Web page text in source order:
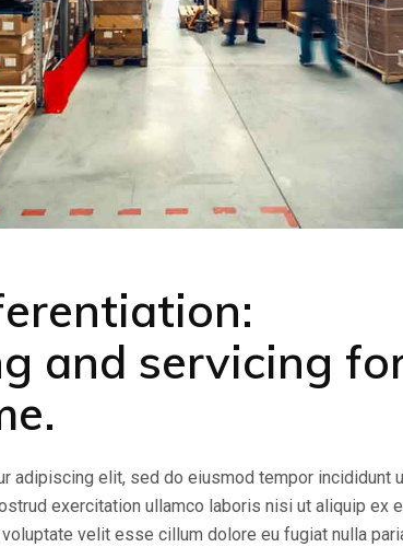
and servicing
adipiscing elit, sed do eiusmod tempor incididunt
exercitation ullamco laboris nisi ut aliquip ex
velit esse cillum dolore eu fugiat nulla